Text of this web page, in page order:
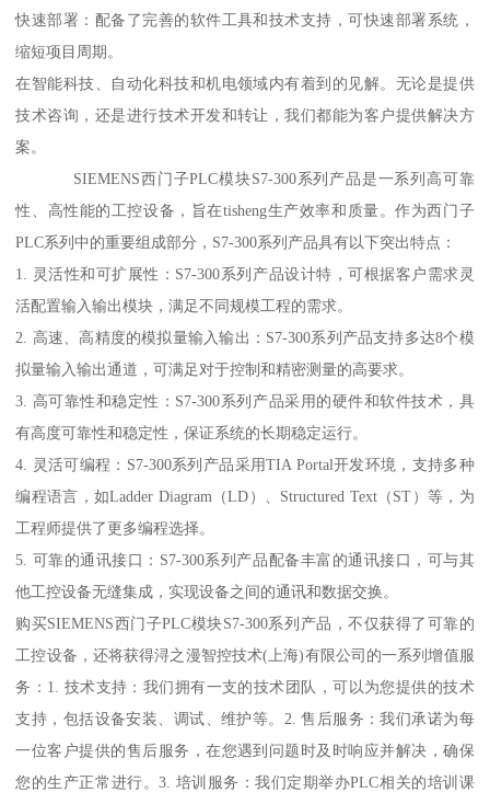
快速部署：配备了完善的软件工具和技术支持，可快速部署系统，
缩短项目周期。
在智能科技、自动化科技和机电领域内有着到的见解。无论是提供
技术咨询，还是进行技术开发和转让，我们都能为客户提供解决方
案。
SIEMENS西门子PLC模块S7-300系列产品是一系列高可靠
性、高性能的工控设备，旨在tisheng生产效率和质量。作为西门子
PLC系列中的重要组成部分，S7-300系列产品具有以下突出特点：
1. 灵活性和可扩展性：S7-300系列产品设计特，可根据客户需求灵
活配置输入输出模块，满足不同规模工程的需求。
2. 高速、高精度的模拟量输入输出：S7-300系列产品支持多达8个模
拟量输入输出通道，可满足对于控制和精密测量的高要求。
3. 高可靠性和稳定性：S7-300系列产品采用的硬件和软件技术，具
有高度可靠性和稳定性，保证系统的长期稳定运行。
4. 灵活可编程：S7-300系列产品采用TIA Portal开发环境，支持多种
编程语言，如Ladder Diagram（LD）、Structured Text（ST）等，为
工程师提供了更多编程选择。
5. 可靠的通讯接口：S7-300系列产品配备丰富的通讯接口，可与其
他工控设备无缝集成，实现设备之间的通讯和数据交换。
购买SIEMENS西门子PLC模块S7-300系列产品，不仅获得了可靠的
工控设备，还将获得浔之漫智控技术(上海)有限公司的一系列增值服
务：1. 技术支持：我们拥有一支的技术团队，可以为您提供的技术
支持，包括设备安装、调试、维护等。2. 售后服务：我们承诺为每
一位客户提供的售后服务，在您遇到问题时及时响应并解决，确保
您的生产正常进行。3. 培训服务：我们定期举办PLC相关的培训课